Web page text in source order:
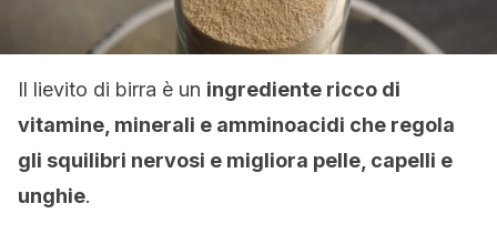
Il lievito di birra è un ingrediente ricco di
vitamine, minerali e amminoacidi che regola
gli squilibri nervosi e migliora pelle, capelli e
unghie.